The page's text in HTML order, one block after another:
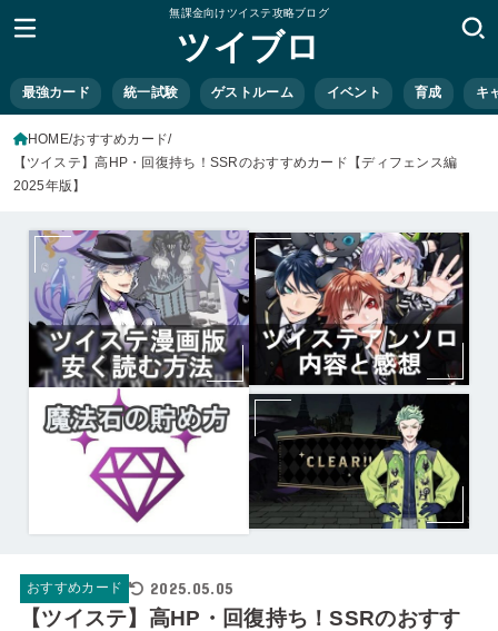
無課金向けツイステ攻略ブログ
ツイブロ
最強カード 統一試験 ゲストルーム イベント 育成 キ
HOME おすすめカード
【ツイステ】高HP・回復持ち！SSRのおすすめカード【ディフェンス編
2025年版】
おすすめカード 2025.05.05
【ツイステ】高HP・回復持ち！SSRのおすす